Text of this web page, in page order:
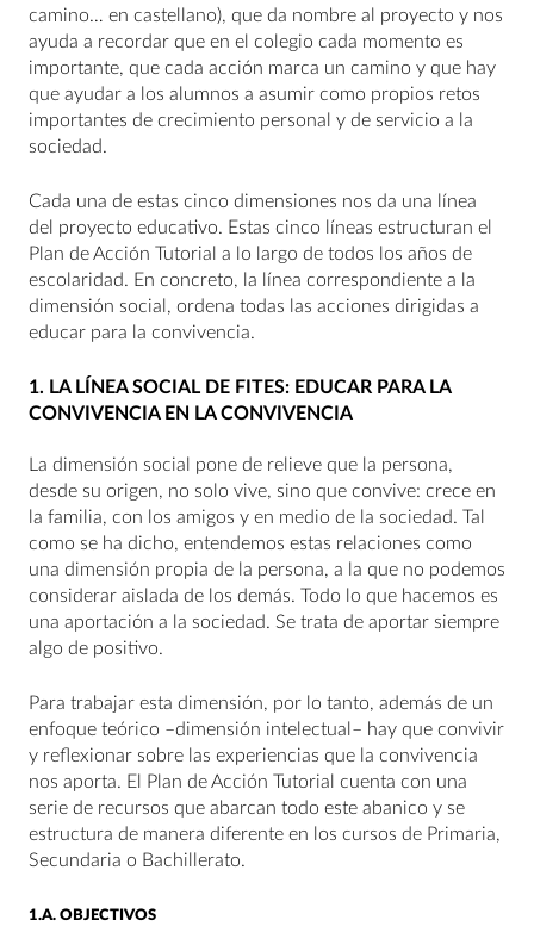
camino… en castellano), que da nombre al proyecto y nos
ayuda a recordar que en el colegio cada momento es
importante, que cada acción marca un camino y que hay
que ayudar a los alumnos a asumir como propios retos
importantes de crecimiento personal y de servicio a la
sociedad.
Cada una de estas cinco dimensiones nos da una línea
del proyecto educativo. Estas cinco líneas estructuran el
Plan de Acción Tutorial a lo largo de todos los años de
escolaridad. En concreto, la línea correspondiente a la
dimensión social, ordena todas las acciones dirigidas a
educar para la convivencia.
1. LA LÍNEA SOCIAL DE FITES: EDUCAR PARA LA
CONVIVENCIA EN LA CONVIVENCIA
La dimensión social pone de relieve que la persona,
desde su origen, no solo vive, sino que convive: crece en
la familia, con los amigos y en medio de la sociedad. Tal
como se ha dicho, entendemos estas relaciones como
una dimensión propia de la persona, a la que no podemos
considerar aislada de los demás. Todo lo que hacemos es
una aportación a la sociedad. Se trata de aportar siempre
algo de positivo.
Para trabajar esta dimensión, por lo tanto, además de un
enfoque teórico –dimensión intelectual– hay que convivir
y reflexionar sobre las experiencias que la convivencia
nos aporta. El Plan de Acción Tutorial cuenta con una
serie de recursos que abarcan todo este abanico y se
estructura de manera diferente en los cursos de Primaria,
Secundaria o Bachillerato.
1.A. OBJECTIVOS